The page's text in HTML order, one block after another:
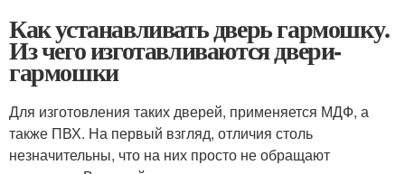
Как устанавливать дверь гармошку.
Из чего изготавливаются двери-
гармошки
Для изготовления таких дверей, применяется МДФ, а
также ПВХ. На первый взгляд, отличия столь
незначительны, что на них просто не обращают